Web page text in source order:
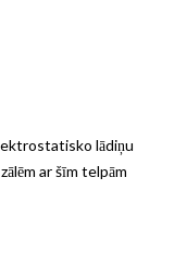
lādiņu
ar šīm telpām